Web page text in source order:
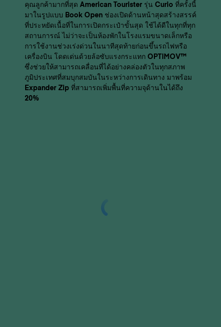
คุณลูกค้ามากที่สุด American Tourister รุ่น Curio ที่ครั้งนี้
มาในรูปแบบ Book Open ช่องเปิดด้านหน้าสุดสร้างสรรค์
ที่ประหยัดเนื้อที่ในการเปิดกระเป๋าขั้นสุด ใช้ได้ดีในทุกที่ทุก
สถานการณ์ ไม่ว่าจะเป็นห้องพักในโรงแรมขนาดเล็กหรือ
การใช้งานช่วงเร่งด่วนในนาทีสุดท้ายก่อนขึ้นรถไฟหรือ
เครื่องบิน โดดเด่นด้วยล้อซับแรงกระแทก OPTIMOV™
ซึ่งช่วยให้สามารถเคลื่อนที่ได้อย่างคล่องตัวในทุกสภาพ
ภูมิประเทศที่สมบุกสมบันในระหว่างการเดินทาง มาพร้อม
Expander Zip ที่สามารถเพิ่มพื้นที่ความจุด้านในได้ถึง
20%